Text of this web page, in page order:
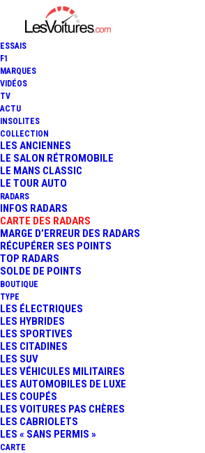
ESSAIS
F1
MARQUES
VIDÉOS
TV
ACTU
INSOLITES
COLLECTION
LES ANCIENNES
LE SALON RÉTROMOBILE
LE MANS CLASSIC
LE TOUR AUTO
RADARS
INFOS RADARS
CARTE DES RADARS
MARGE D’ERREUR DES RADARS
RÉCUPÉRER SES POINTS
TOP RADARS
SOLDE DE POINTS
BOUTIQUE
TYPE
LES ÉLECTRIQUES
LES HYBRIDES
LES SPORTIVES
LES CITADINES
LES SUV
LES VÉHICULES MILITAIRES
LES AUTOMOBILES DE LUXE
LES COUPÉS
LES VOITURES PAS CHÈRES
LES CABRIOLETS
LES « SANS PERMIS »
CARTE
Moyenne
21
Ce radar est installé